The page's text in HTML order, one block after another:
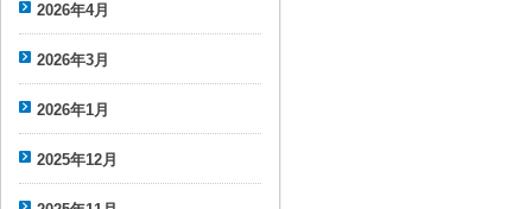
2026年4月
2026年3月
2026年1月
2025年12月